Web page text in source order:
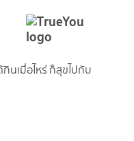
กินเมื่อไหร่ ก็สุขไปกับ